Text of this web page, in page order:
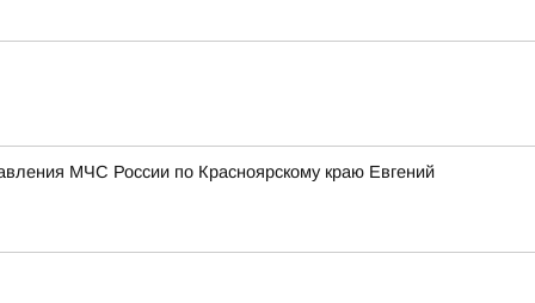
МЧС России по Красноярскому краю Евгений